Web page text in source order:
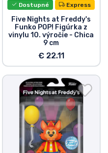
Dostupné Express
Five Nights at Freddy's
Funko POP! Figúrka z
vinylu 10. výročie - Chica
9 cm
€ 22.11